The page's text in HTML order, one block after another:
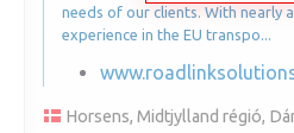
needs of our clients. With nearly
experience in the EU transpo...
Horsens, Midtjylland régió,